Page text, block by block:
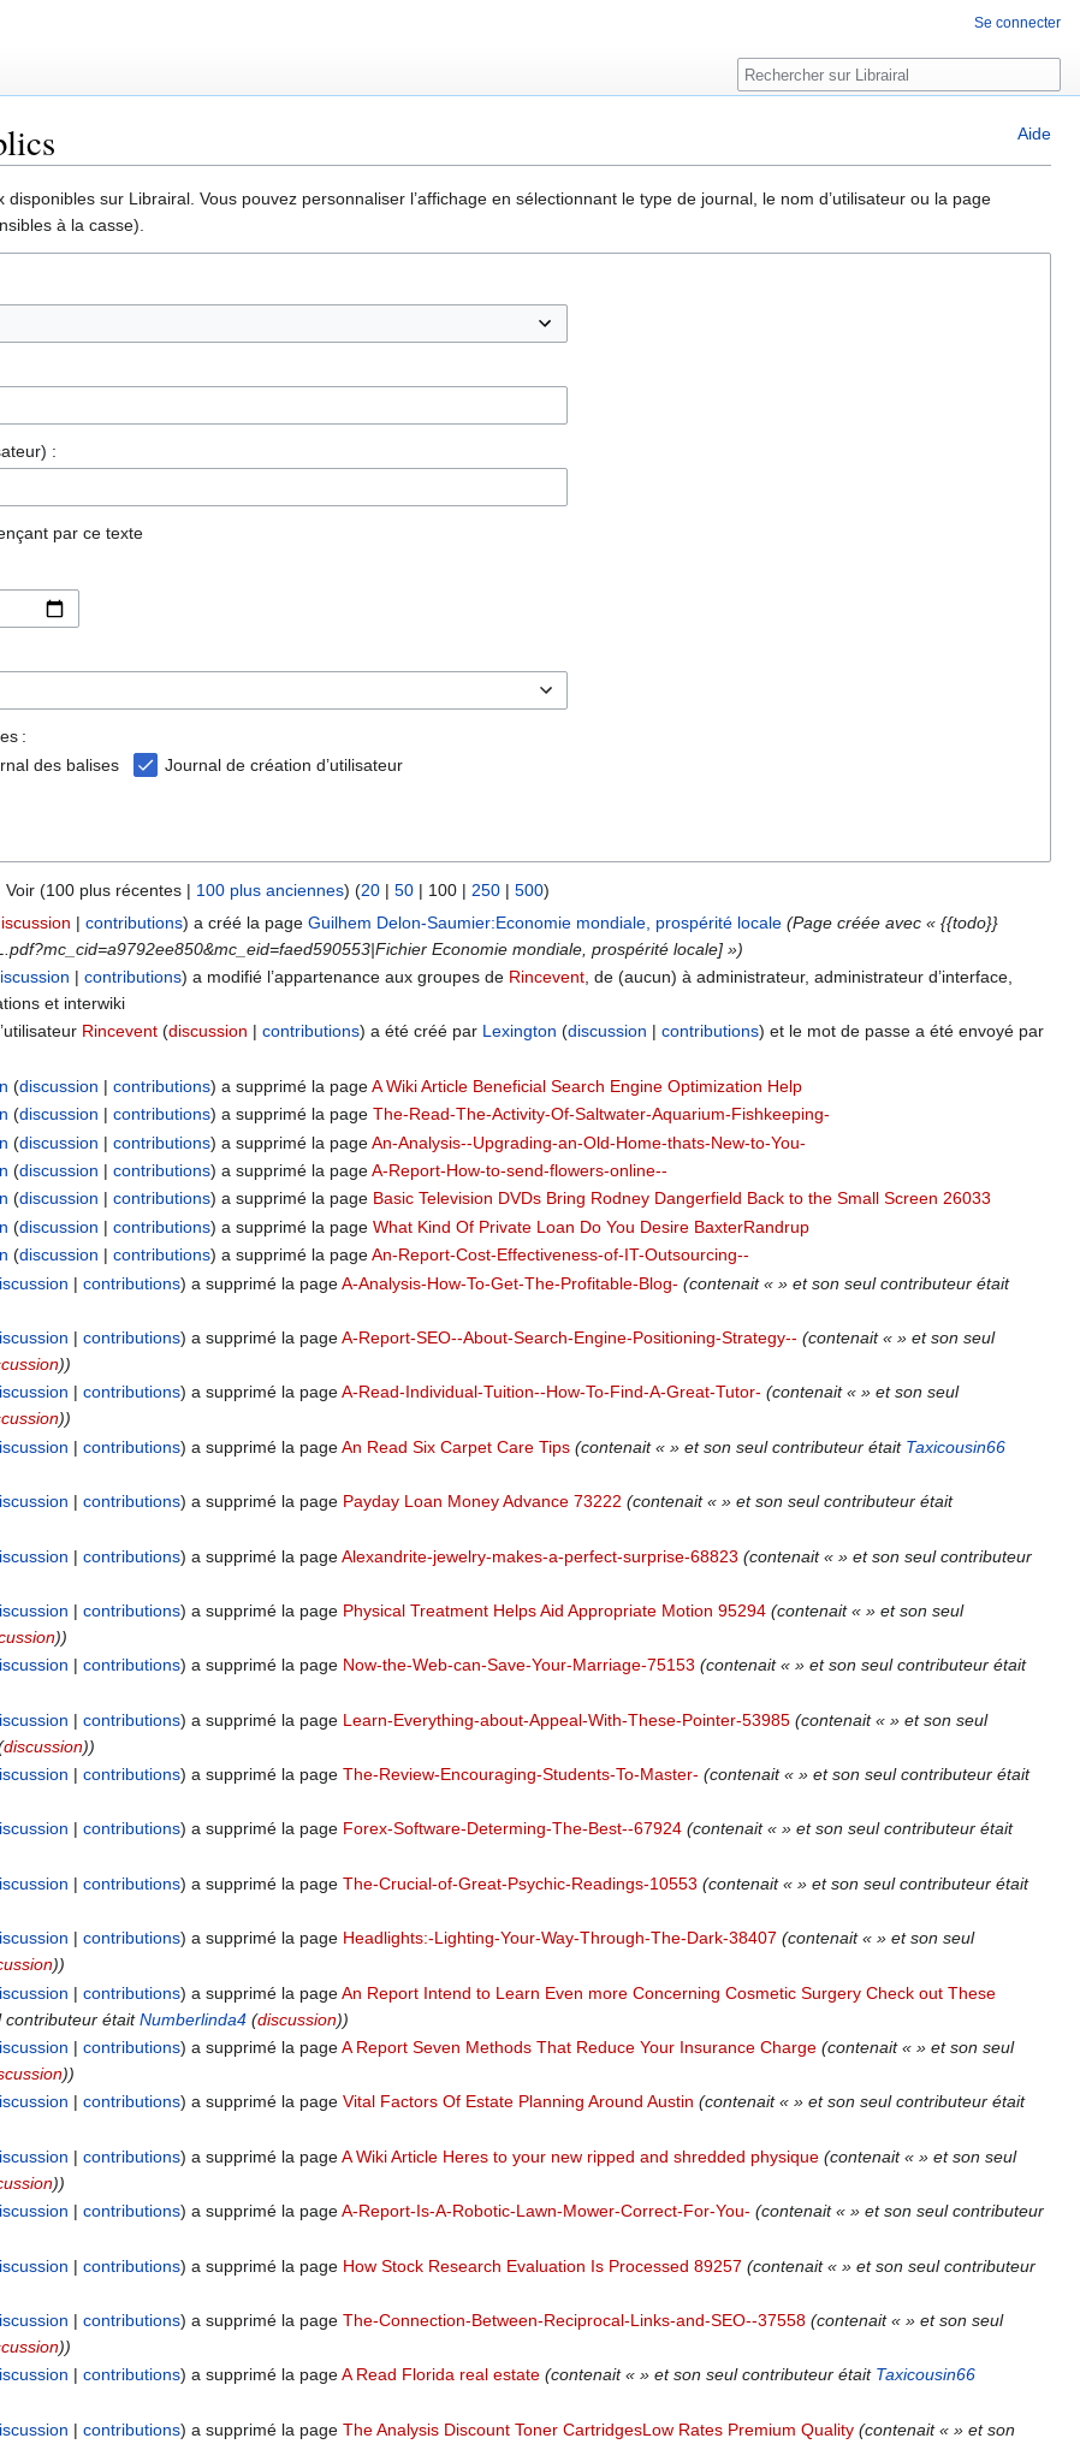
Aide
sur Librairal. Vous pouvez personnaliser l’affichage en sélectionnant le type de journal, le nom d’utilisateur ou la page
à la casse).
:
par ce texte
:
des balises Journal de création d’utilisateur
Voir (100 plus récentes | 100 plus anciennes) (20 | 50 | 100 | 250 | 500)
contributions a créé la pageGuilhem Delon-Saumier:Economie mondiale, prospérité locale (Page créée avec « {{todo}}
Economie mondiale, prospérité locale] »)
contributions a modifié l’appartenance aux groupes de Rincevent , de (aucun) à administrateur, administrateur d’interface,
et interwiki
Rincevent discussion contributions a été créé par Lexington discussion contributions et le mot de passe a été envoyé par
discussion contributions a supprimé la pageA Wiki Article Beneficial Search Engine Optimization Help
discussion contributions a supprimé la pageThe-Read-The-Activity-Of-Saltwater-Aquarium-Fishkeeping-
discussion contributions a supprimé la pageAn-Analysis--Upgrading-an-Old-Home-thats-New-to-You-
discussion contributions a supprimé la pageA-Report-How-to-send-flowers-online--
discussion contributions a supprimé la page Basic Television DVDs Bring Rodney Dangerfield Back to the Small Screen 26033
discussion contributions a supprimé la pageWhat Kind Of Private Loan Do You Desire BaxterRandrup
discussion contributions a supprimé la pageAn-Report-Cost-Effectiveness-of-IT-Outsourcing--
contributions a supprimé la pageA-Analysis-How-To-Get-The-Profitable-Blog- (contenait « » et son seul contributeur était
contributions a supprimé la pageA-Report-SEO--About-Search-Engine-Positioning-Strategy-- (contenait « » et son seul
))
contributions a supprimé la pageA-Read-Individual-Tuition--How-To-Find-A-Great-Tutor- (contenait « » et son seul
))
contributions a supprimé la pageAn Read Six Carpet Care Tips (contenait « » et son seul contributeur était Taxicousin66
contributions a supprimé la page Payday Loan Money Advance 73222 (contenait « » et son seul contributeur était
contributions a supprimé la pageAlexandrite-jewelry-makes-a-perfect-surprise-68823 (contenait « » et son seul contributeur
contributions a supprimé la page Physical Treatment Helps Aid Appropriate Motion 95294 (contenait « » et son seul
))
contributions a supprimé la page Now-the-Web-can-Save-Your-Marriage-75153 (contenait « » et son seul contributeur était
contributions a supprimé la page Learn-Everything-about-Appeal-With-These-Pointer-53985 (contenait « » et son seul
discussion))
contributions a supprimé la pageThe-Review-Encouraging-Students-To-Master- (contenait « » et son seul contributeur était
contributions a supprimé la page Forex-Software-Determing-The-Best--67924 (contenait « » et son seul contributeur était
contributions a supprimé la pageThe-Crucial-of-Great-Psychic-Readings-10553 (contenait « » et son seul contributeur était
contributions a supprimé la page Headlights:-Lighting-Your-Way-Through-The-Dark-38407 (contenait « » et son seul
))
contributions a supprimé la pageAn Report Intend to Learn Even more Concerning Cosmetic Surgery Check out These
contributeur étaitNumberlinda4 (discussion))
contributions a supprimé la pageA Report Seven Methods That Reduce Your Insurance Charge (contenait « » et son seul
))
contributions a supprimé la pageVital Factors Of Estate Planning Around Austin (contenait « » et son seul contributeur était
contributions a supprimé la pageA Wiki Article Heres to your new ripped and shredded physique (contenait « » et son seul
))
contributions a supprimé la pageA-Report-Is-A-Robotic-Lawn-Mower-Correct-For-You- (contenait « » et son seul contributeur
contributions a supprimé la page How Stock Research Evaluation Is Processed 89257 (contenait « » et son seul contributeur
contributions a supprimé la pageThe-Connection-Between-Reciprocal-Links-and-SEO--37558 (contenait « » et son seul
))
contributions a supprimé la pageA Read Florida real estate (contenait « » et son seul contributeur était Taxicousin66
contributions a supprimé la pageThe Analysis Discount Toner CartridgesLow Rates Premium Quality (contenait « » et son
Se connecter
Rechercher